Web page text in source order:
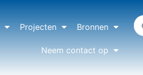
Projecten Bronnen
Neem contact op